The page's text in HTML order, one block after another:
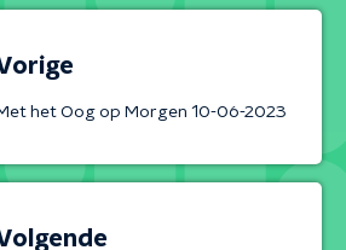
het Oog op Morgen 10-06-2023